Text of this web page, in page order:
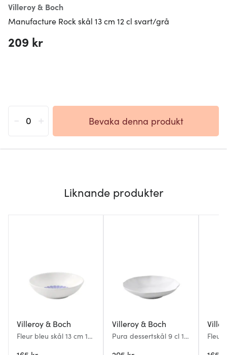
Villeroy & Boch
Manufacture Rock skål 13 cm 12 cl svart/grå
209 kr
Bevaka denna produkt
Liknande produkter
Villeroy & Boch
Fleur bleu skål 13 cm 11
Villeroy & Boch
Pura dessertskål 9 cl 15
Fleur